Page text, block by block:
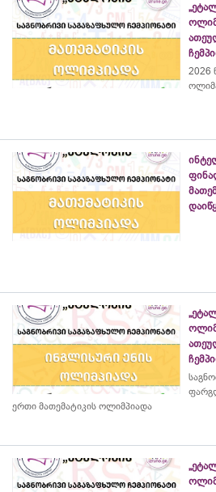
2026
ერთი მათემატიკის ოლიმპიადა